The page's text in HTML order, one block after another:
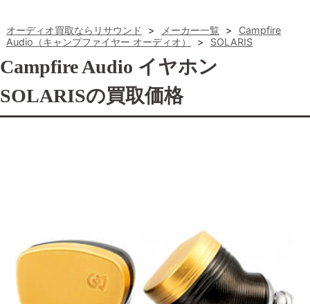
オーディオ買取ならリサウンド > メーカー一覧 >
Campfire
Audio（キャンプファイヤー オーディオ）
> SOLARIS
Campfire Audio イヤホン
SOLARISの買取価格